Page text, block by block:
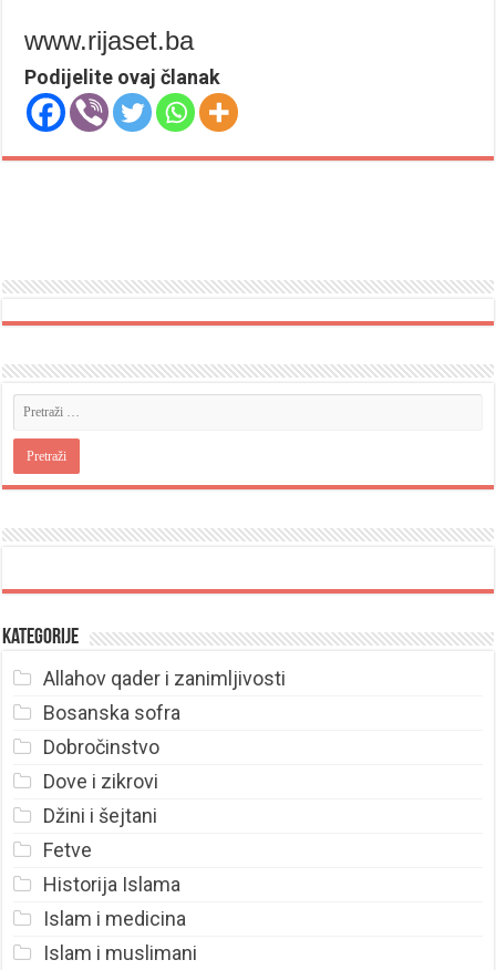
www.rijaset.ba
Podijelite ovaj članak
Kategorije
Allahov qader i zanimljivosti
Bosanska sofra
Dobročinstvo
Dove i zikrovi
Džini i šejtani
Fetve
Historija Islama
Islam i medicina
Islam i muslimani